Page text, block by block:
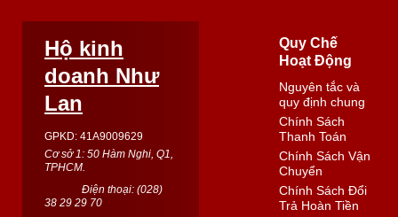
Hộ kinh
doanh Như
Lan
GPKD: 41A9009629
Cơ sở 1: 50 Hàm Nghi, Q1,
TPHCM.
Điện thoại: (028)
38 29 29 70
Quy Chế
Hoạt Động
Nguyên tắc và
quy định chung
Chính Sách
Thanh Toán
Chính Sách Vận
Chuyển
Chính Sách Đổi
Trả Hoàn Tiền